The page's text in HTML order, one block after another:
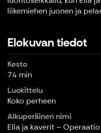
liikemiehen juonen ja
Elokuvan tiedot
Kesto
74 min
Luokittelu
Koko perheen
Alkuperäinen nimi
Ella ja kaverit – Operaatio